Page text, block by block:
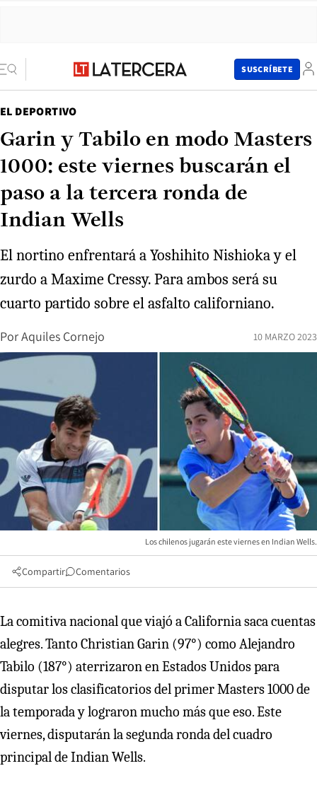
SUSCRÍBETE
EL DEPORTIVO
Garin y Tabilo en modo Masters
1000: este viernes buscarán el
paso a la tercera ronda de
Indian Wells
El nortino enfrentará a Yoshihito Nishioka y el
zurdo a Maxime Cressy. Para ambos será su
cuarto partido sobre el asfalto californiano.
PorAquiles Cornejo 10 MARZO 2023
Los chilenos jugarán este viernes en Indian Wells.
Compartir Comentarios
La comitiva nacional que viajó a California saca cuentas
alegres. Tanto Christian Garin (97°) como Alejandro
Tabilo (187°) aterrizaron en Estados Unidos para
disputar los clasificatorios del primer Masters 1000 de
la temporada y lograron mucho más que eso. Este
viernes, disputarán la segunda ronda del cuadro
principal de Indian Wells.